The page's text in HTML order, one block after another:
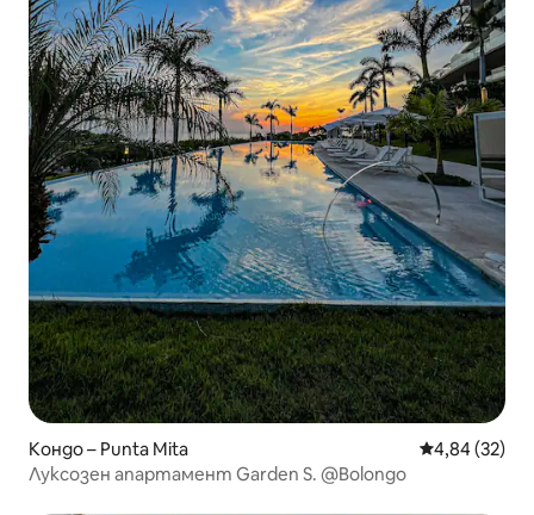
Кондо – Punta Mita Средна
4,84 (32)
Луксозен апартамент Garden S. @Bolongo